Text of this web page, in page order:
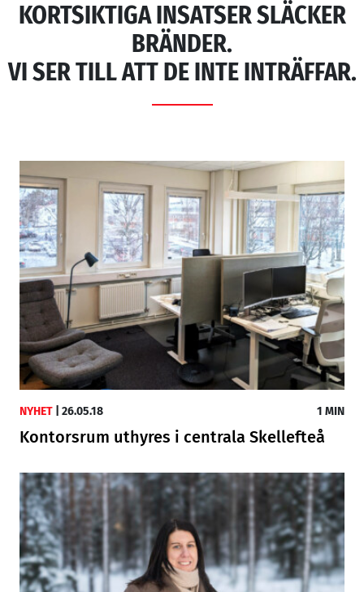
KORTSIKTIGA INSATSER SLÄCKER
BRÄNDER.
VI SER TILL ATT DE INTE INTRÄFFAR.
NYHET 26.05.18 1 MIN
Kontorsrum uthyres i centrala Skellefteå